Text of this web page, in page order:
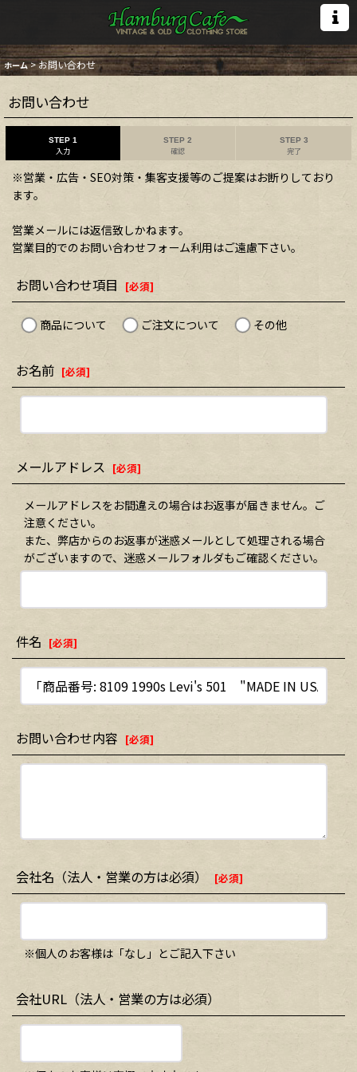
ホーム >お問い合わせ
お問い合わせ
STEP 1
入力
STEP 2
確認
STEP 3
完了
※営業・広告・SEO対策・集客支援等のご提案はお断りしており
ます。
営業メールには返信致しかねます。
営業目的でのお問い合わせフォーム利用はご遠慮下さい。
お問い合わせ項目 [必須]
商品について ご注文について その他
お名前 [必須]
メールアドレス [必須]
メールアドレスをお間違えの場合はお返事が届きません。ご
注意ください。
また、弊店からのお返事が迷惑メールとして処理される場合
がございますので、迷惑メールフォルダもご確認ください。
件名 [必須]
お問い合わせ内容 [必須]
会社名（法人・営業の方は必須） [必須]
※個人のお客様は「なし」とご記入下さい
会社URL（法人・営業の方は必須）